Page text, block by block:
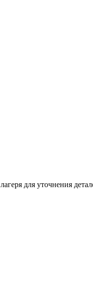
для уточнения